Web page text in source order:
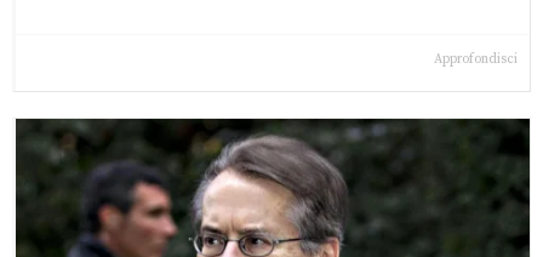
Approfondisci